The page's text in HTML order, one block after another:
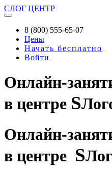
СЛОГ ЦЕНТР
8 (800) 555-65-07
Цены
Начать бесплатно
Войти
Онлайн-
в центре S
Онлайн-
в центре S